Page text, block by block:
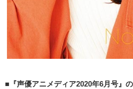
■『声優アニメディア2020年6月号』